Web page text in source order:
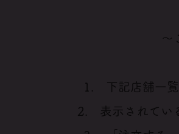
～
1. 下記店舗一覧
2. 表示されてい